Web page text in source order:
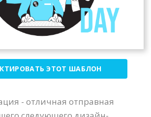
ЭТОТ ШАБЛОН
- отличная отправная